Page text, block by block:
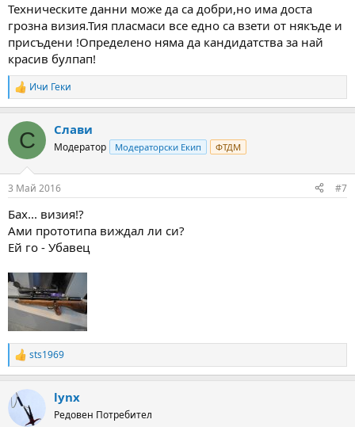
Техническите данни може да са добри,но има доста
грозна визия.Тия пласмаси все едно са взети от някъде и
присъдени !Определено няма да кандидатства за най
красив булпап!
R
e
c
i
s
Ичи Геки
С Слави
Модератор Модераторски Екип ФТДМ
3 Май 2016 #7
Бах... визия!?
Ами прототипа виждал ли си?
Ей го - Убавец
R
e
c
t
i
sts1969
lynx
Редовен Потребител